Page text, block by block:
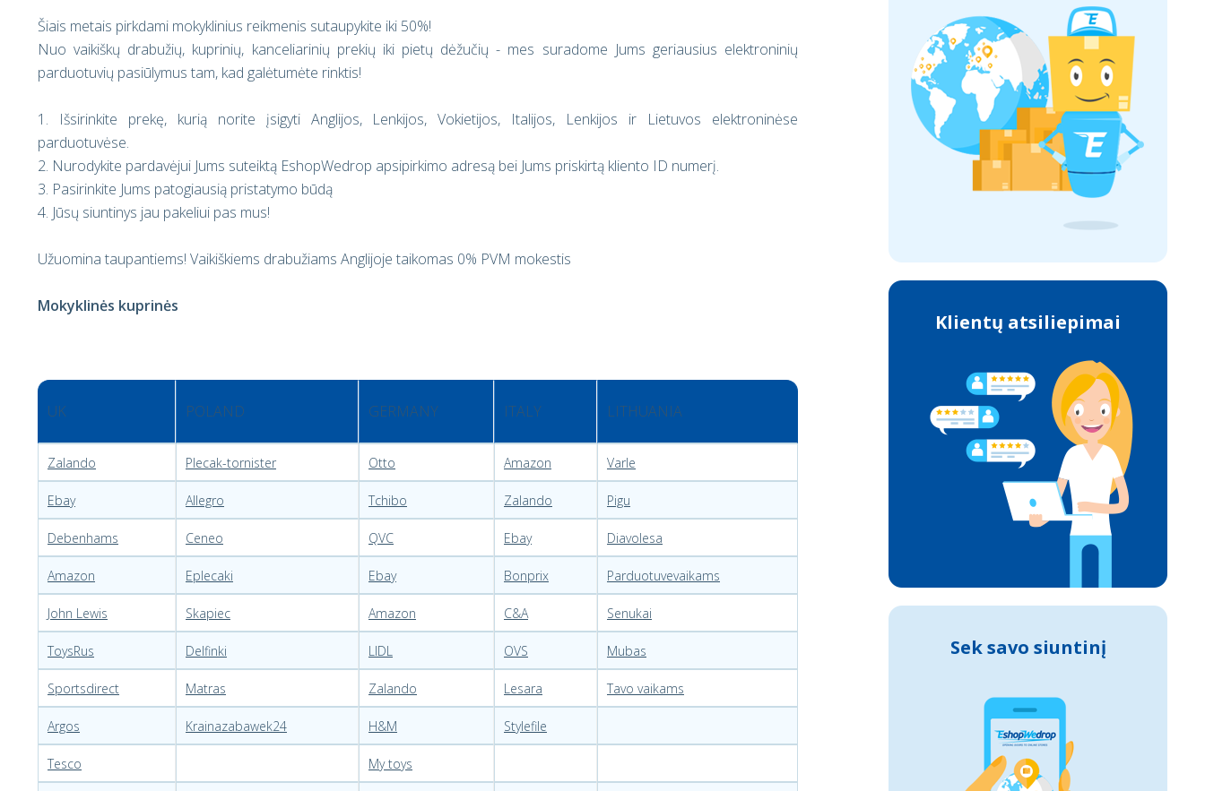
Šiais metais pirkdami mokyklinius reikmenis sutaupykite iki 50%!
Nuo vaikiškų drabužių, kuprinių, kanceliarinių prekių iki pietų dėžučių - mes suradome Jums geriausius elektroninių
parduotuvių pasiūlymus tam, kad galėtumėte rinktis!
1. Išsirinkite prekę, kurią norite įsigyti Anglijos, Lenkijos, Vokietijos, Italijos, Lenkijos ir Lietuvos elektroninėse
parduotuvėse.
2. Nurodykite pardavėjui Jums suteiktą EshopWedrop apsipirkimo adresą bei Jums priskirtą kliento ID numerį.
3. Pasirinkite Jums patogiausią pristatymo būdą
4. Jūsų siuntinys jau pakeliui pas mus!
Užuomina taupantiems! Vaikiškiems drabužiams Anglijoje taikomas 0% PVM mokestis
Mokyklinės kuprinės
UK POLAND GERMANY ITALY LITHUANIA
Zalando Plecak-tornister Otto Amazon Varle
Ebay Allegro Tchibo Zalando Pigu
Debenhams Ceneo QVC Ebay Diavolesa
Amazon Eplecaki Ebay Bonprix Parduotuvevaikams
John Lewis Skapiec Amazon C&A Senukai
ToysRus Delfinki LIDL OVS Mubas
Sportsdirect Matras Zalando Lesara Tavo vaikams
Argos Krainazabawek24 H&M Stylefile
Tesco My toys
Klientų atsiliepimai
Sek savo siuntinį